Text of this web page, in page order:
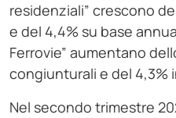
residenziali” crescono
e del 4,4% su base
Ferrovie” aumentano
congiunturali e del 4,3%
Nel secondo trimestre